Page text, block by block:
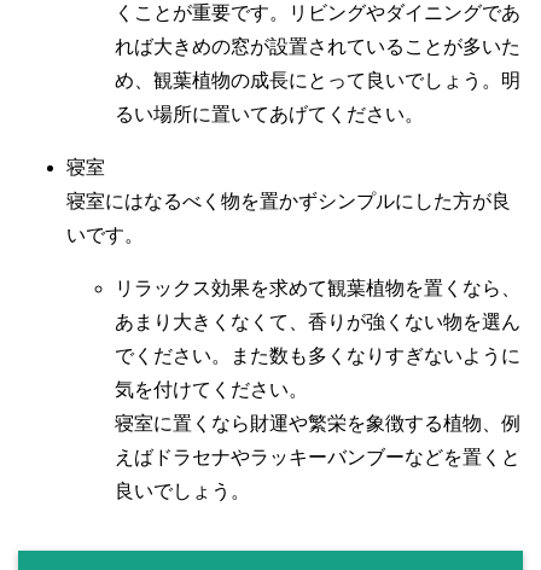
くことが重要です。リビングやダイニングであ
れば大きめの窓が設置されていることが多いた
め、観葉植物の成長にとって良いでしょう。明
るい場所に置いてあげてください。
寝室
寝室にはなるべく物を置かずシンプルにした方が良
いです。
リラックス効果を求めて観葉植物を置くなら、
あまり大きくなくて、香りが強くない物を選ん
でください。また数も多くなりすぎないように
気を付けてください。
寝室に置くなら財運や繁栄を象徴する植物、例
えばドラセナやラッキーバンブーなどを置くと
良いでしょう。